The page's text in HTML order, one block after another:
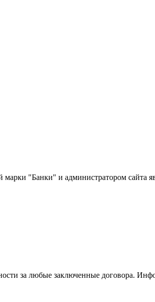
марки "Банки" и администратором сайта
за любые заключенные договора.